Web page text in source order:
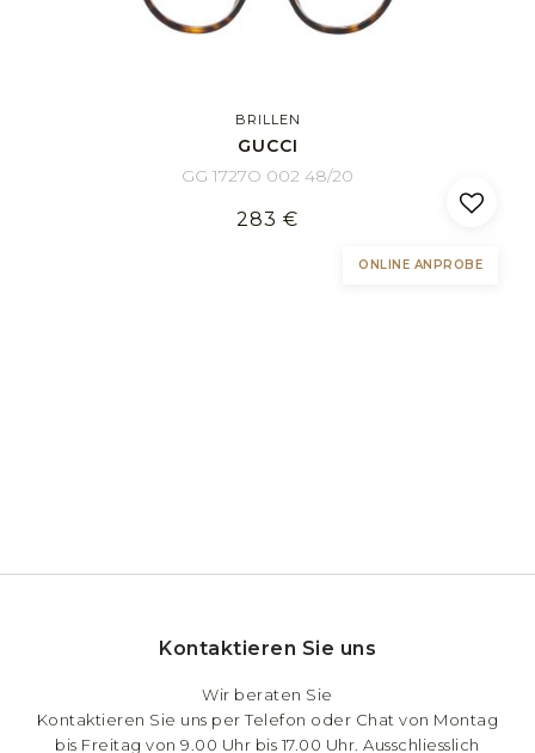
BRILLEN
GUCCI
GG 1727O 002 48/20
283 €
ONLINE ANPROBE
Kontaktieren Sie uns
Wir beraten Sie
Kontaktieren Sie uns per Telefon oder Chat von Montag
bis Freitag von 9.00 Uhr bis 17.00 Uhr. Ausschliesslich